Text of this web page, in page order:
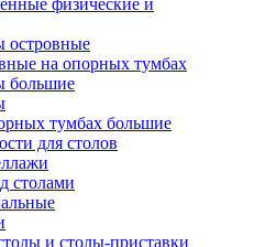
физические и
островные
на опорных тумбах
большие
тумбах большие
для столов
столами
и столы-приставки